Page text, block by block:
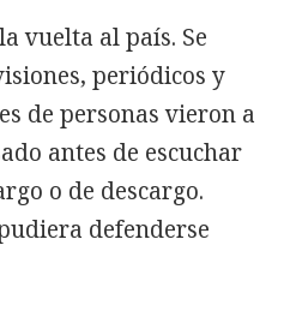
vuelta al país. Se
periódicos y
de personas vieron a
antes de escuchar
o de descargo.
defenderse